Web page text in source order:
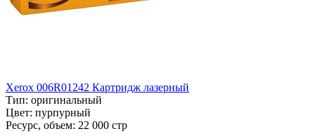
Xerox 006R01242 Картридж лазерный
Тип: оригинальный
Цвет: пурпурный
Ресурс, объем: 22 000 стр